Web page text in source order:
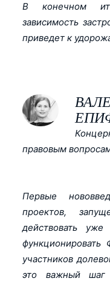
В конечном
зависимость
приведет к
правовым
Первые
проектов,
действовать
участников
это важный